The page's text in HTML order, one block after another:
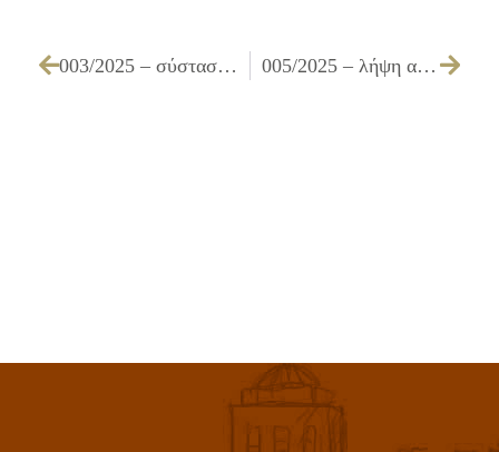
003/2025 – σύσταση παγίας προκαταβολής, ορισμού υπολόγου και καθορισμός δαπανών για το οικονομικό έτος 2025 005/2025 – λήψη απόφασης περί 1) έγκρισης πρακτικού της επιτροπής διενέργειας περί κήρυξης ως άγονου του ανοιχτού ηλεκτρονικού διαγωνισμού κάτω των ορίων για την «Προμήθεια και τοποθέτηση στεγάστρων για την αναβάθμιση των στάσεων, με στόχο την εξυπηρέτηση του επιβατικού κοινού του Δήμου Ιλίου» προϋπολογισμού 190.360,00 € συμπεριλαμβανομένου ΦΠΑ, λόγω απόρριψης της προσφοράς, 2) ματαίωσης της διαγωνιστικής διαδικασίας και 3) επανάληψη της διαδικασίας